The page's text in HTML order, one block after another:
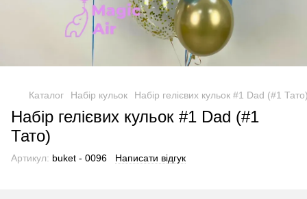
Каталог Набір кульок Набір гелієвих кульок #1 Dad (#1
Набір гелієвих кульок #1 Dad (#1
Тато)
Артикул: buket - 0096 Написати відгук